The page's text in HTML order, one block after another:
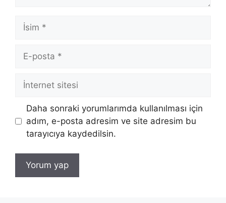
İsim
posta
İnternet
Daha sonraki yorumlarımda kullanılması için
adım, e-posta adresim ve site adresim bu
tarayıcıya kaydedilsin.